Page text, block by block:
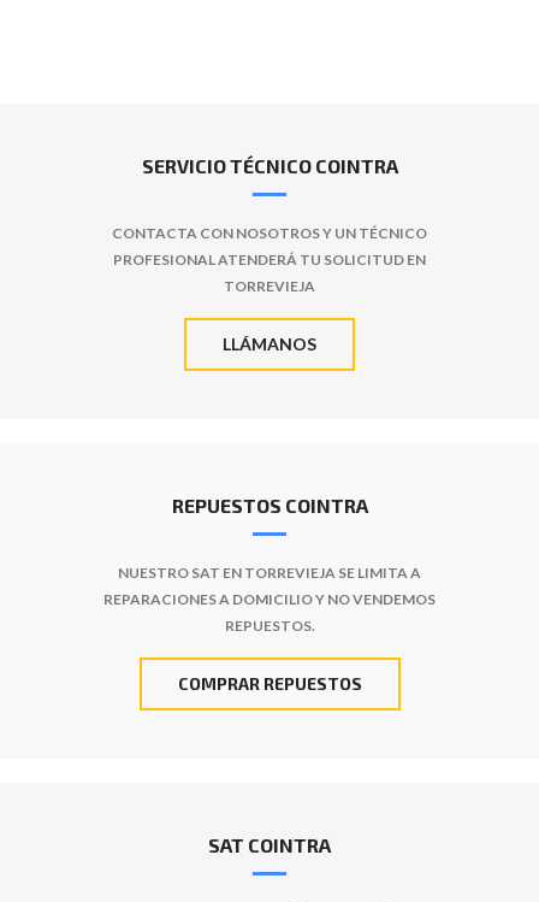
SERVICIO TÉCNICO COINTRA
CONTACTA CON NOSOTROS Y UN TÉCNICO
PROFESIONAL ATENDERÁ TU SOLICITUD EN
TORREVIEJA
LLÁMANOS
REPUESTOS COINTRA
NUESTRO SAT EN TORREVIEJA SE LIMITA A
REPARACIONES A DOMICILIO Y NO VENDEMOS
REPUESTOS.
COMPRAR REPUESTOS
SAT COINTRA